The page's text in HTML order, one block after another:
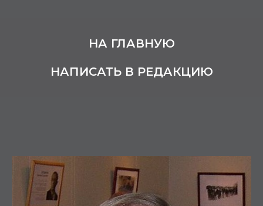
НА ГЛАВНУЮ
НАПИСАТЬ В РЕДАКЦИЮ